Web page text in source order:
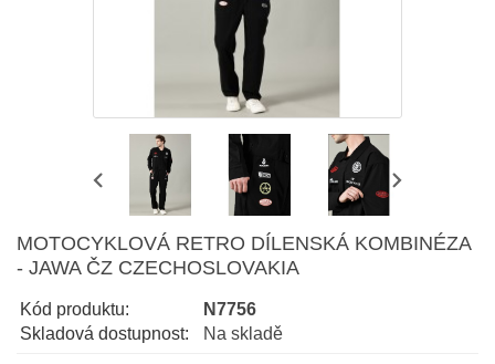
MOTOCYKLOVÁ RETRO DÍLENSKÁ KOMBINÉZA
- JAWA ČZ CZECHOSLOVAKIA
Kód produktu:
N7756
Skladová dostupnost:
Na skladě